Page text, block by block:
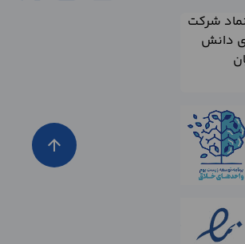
arrow_upward